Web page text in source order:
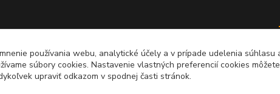
používania webu, analytické účely a v prípade udelenia súhlasu
súbory cookies. Nastavenie vlastných preferencií cookies môžete
upraviť odkazom v spodnej časti stránok.